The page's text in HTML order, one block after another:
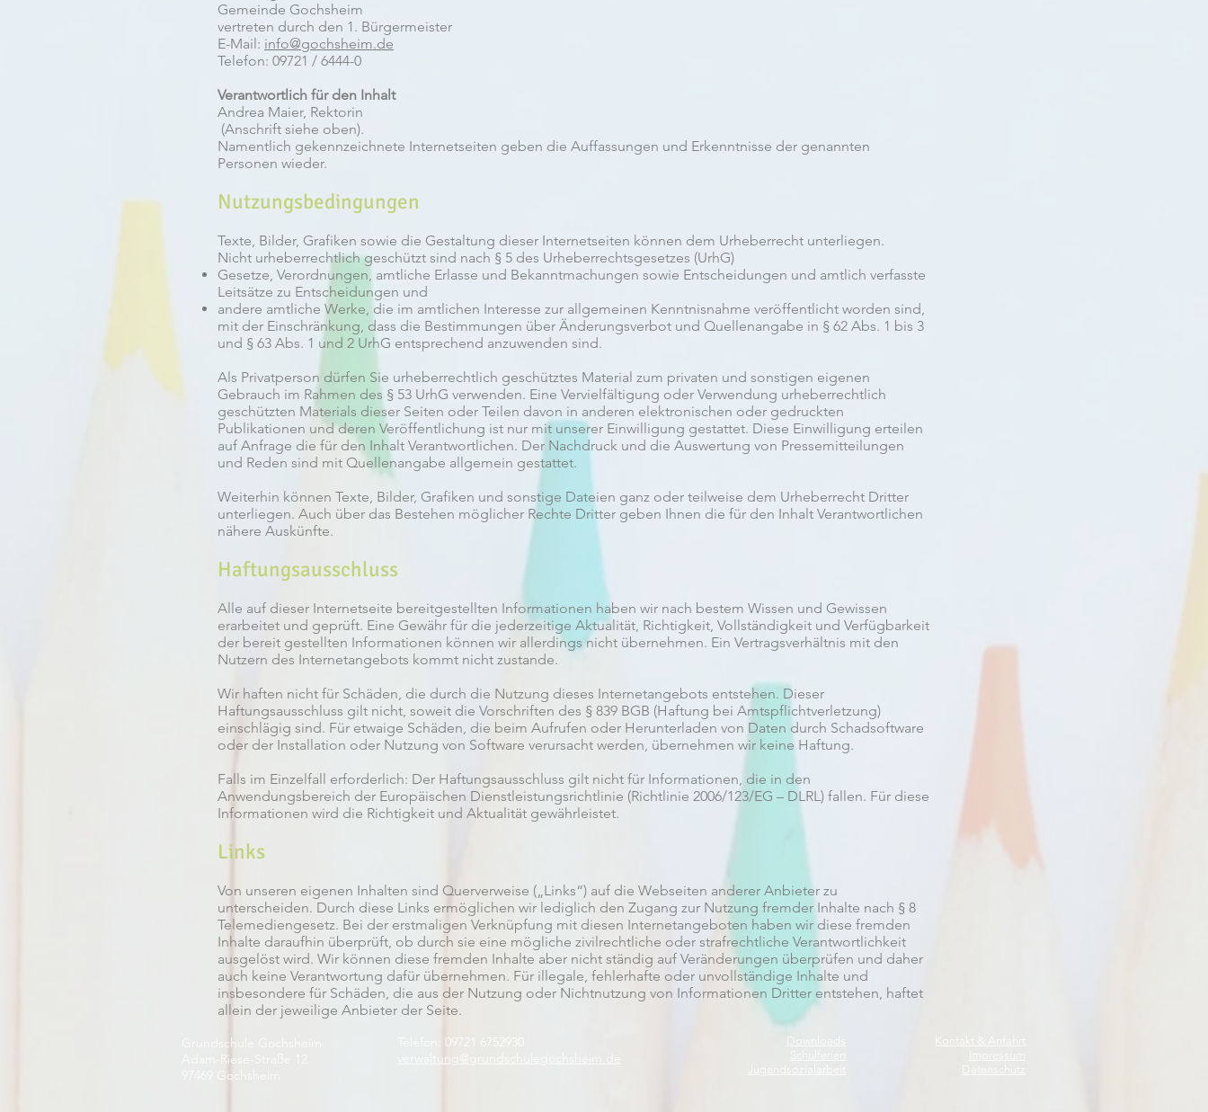
Gemeinde Gochsheim
vertreten durch den 1. Bürgermeister
E-Mail: info@gochsheim.de
Telefon: 09721 / 6444-0
Verantwortlich für den Inhalt
Andrea Maier, Rektorin
(Anschrift siehe oben).
Namentlich gekennzeichnete Internetseiten geben die Auffassungen und Erkenntnisse der genannten
Personen wieder.
Nutzungsbedingungen
Texte, Bilder, Grafiken sowie die Gestaltung dieser Internetseiten können dem Urheberrecht unterliegen.
Nicht urheberrechtlich geschützt sind nach § 5 des Urheberrechtsgesetzes (UrhG)
Gesetze, Verordnungen, amtliche Erlasse und Bekanntmachungen sowie Entscheidungen und amtlich verfasste
Leitsätze zu Entscheidungen und
andere amtliche Werke, die im amtlichen Interesse zur allgemeinen Kenntnisnahme veröffentlicht worden sind,
mit der Einschränkung, dass die Bestimmungen über Änderungsverbot und Quellenangabe in § 62 Abs. 1 bis 3
und § 63 Abs. 1 und 2 UrhG entsprechend anzuwenden sind.
Als Privatperson dürfen Sie urheberrechtlich geschütztes Material zum privaten und sonstigen eigenen
Gebrauch im Rahmen des § 53 UrhG verwenden. Eine Vervielfältigung oder Verwendung urheberrechtlich
geschützten Materials dieser Seiten oder Teilen davon in anderen elektronischen oder gedruckten
Publikationen und deren Veröffentlichung ist nur mit unserer Einwilligung gestattet. Diese Einwilligung erteilen
auf Anfrage die für den Inhalt Verantwortlichen. Der Nachdruck und die Auswertung von Pressemitteilungen
und Reden sind mit Quellenangabe allgemein gestattet.
Weiterhin können Texte, Bilder, Grafiken und sonstige Dateien ganz oder teilweise dem Urheberrecht Dritter
unterliegen. Auch über das Bestehen möglicher Rechte Dritter geben Ihnen die für den Inhalt Verantwortlichen
nähere Auskünfte.
Haftungsausschluss
Alle auf dieser Internetseite bereitgestellten Informationen haben wir nach bestem Wissen und Gewissen
erarbeitet und geprüft. Eine Gewähr für die jederzeitige Aktualität, Richtigkeit, Vollständigkeit und Verfügbarkeit
der bereit gestellten Informationen können wir allerdings nicht übernehmen. Ein Vertragsverhältnis mit den
Nutzern des Internetangebots kommt nicht zustande.
Wir haften nicht für Schäden, die durch die Nutzung dieses Internetangebots entstehen. Dieser
Haftungsausschluss gilt nicht, soweit die Vorschriften des § 839 BGB (Haftung bei Amtspflichtverletzung)
einschlägig sind. Für etwaige Schäden, die beim Aufrufen oder Herunterladen von Daten durch Schadsoftware
oder der Installation oder Nutzung von Software verursacht werden, übernehmen wir keine Haftung.
Falls im Einzelfall erforderlich: Der Haftungsausschluss gilt nicht für Informationen, die in den
Anwendungsbereich der Europäischen Dienstleistungsrichtlinie (Richtlinie 2006/123/EG – DLRL) fallen. Für diese
Informationen wird die Richtigkeit und Aktualität gewährleistet.
Links
Von unseren eigenen Inhalten sind Querverweise („Links“) auf die Webseiten anderer Anbieter zu
unterscheiden. Durch diese Links ermöglichen wir lediglich den Zugang zur Nutzung fremder Inhalte nach § 8
Telemediengesetz. Bei der erstmaligen Verknüpfung mit diesen Internetangeboten haben wir diese fremden
Inhalte daraufhin überprüft, ob durch sie eine mögliche zivilrechtliche oder strafrechtliche Verantwortlichkeit
ausgelöst wird. Wir können diese fremden Inhalte aber nicht ständig auf Veränderungen überprüfen und daher
auch keine Verantwortung dafür übernehmen. Für illegale, fehlerhafte oder unvollständige Inhalte und
insbesondere für Schäden, die aus der Nutzung oder Nichtnutzung von Informationen Dritter entstehen, haftet
allein der jeweilige Anbieter der Seite.
Grundschule Gochsheim
Adam-Riese-Straße 12
97469 Gochsheim
Telefon: 09721 6752930
verwaltung@grundschulegochsheim.de
Downloads
Jugendsozialarbeit
Kontakt & Anfahrt
Impressum
Datenschutz